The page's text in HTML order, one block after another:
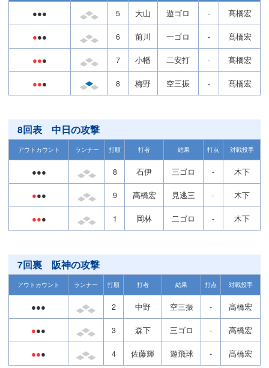
●●● 5 大山 遊ゴロ - 髙橋宏
●●● 6 前川 一ゴロ - 髙橋宏
●●● 7 小幡 二安打 - 髙橋宏
●●● 8 梅野 空三振 - 髙橋宏
8回表 中日の攻撃
アウトカウント ランナー 打順 打者 結果 打点 対戦投手
●●● 8 石伊 三ゴロ - 木下
●●● 9 髙橋宏 見逃三 - 木下
●●● 1 岡林 二ゴロ - 木下
7回裏 阪神の攻撃
アウトカウント ランナー 打順 打者 結果 打点 対戦投手
●●● 2 中野 空三振 - 髙橋宏
●●● 3 森下 三ゴロ - 髙橋宏
●●● 4 佐藤輝 遊飛球 - 髙橋宏